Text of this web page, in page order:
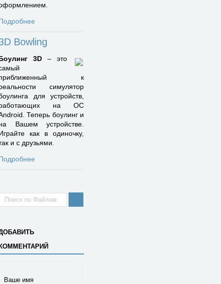
Bowling
3D – это
к
симулятор
для устройств,
на ОС
Теперь боулинг и
Вашем устройстве.
как в одиночку,
и с друзьями.
Ваше имя